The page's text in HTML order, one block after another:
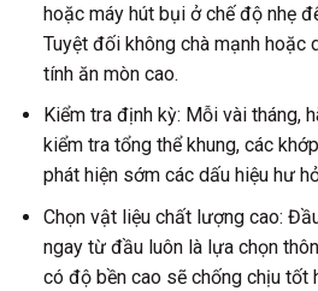
hoặc máy hút bụi ở chế độ nhẹ
Tuyệt đối không chà mạnh hoặc
tính ăn mòn cao.
Kiểm tra định kỳ: Mỗi vài tháng,
kiểm tra tổng thể khung, các
phát hiện sớm các dấu hiệu hư
Chọn vật liệu chất lượng cao:
ngay từ đầu luôn là lựa chọn
có độ bền cao sẽ chống chịu tốt